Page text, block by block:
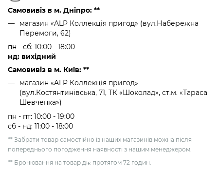
Самовивіз в м. Дніпро: **
магазин «ALP Коллекція пригод» (вул.Набережна
Перемоги, 62)
пн - сб: 10:00 - 18:00
нд: вихідний
Самовивіз в м. Київ: **
магазин «ALP Коллекція пригод»
(вул.Костянтинівська, 71, ТК «Шоколад», ст.м. «Тараса
Шевченка»)
пн - пт: 10:00 - 19:00
сб - нд: 11:00 - 18:00
** Забрати товар самостійно із наших магазинів можна після
попереднього погодження наявності з нашим менеджером.
** Бронювання на товар діє протягом 72 годин.